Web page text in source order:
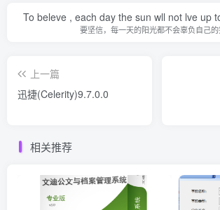
To beleve , each day the sun wll not lve up
要坚信，每一天的阳光都不会辜负自己
上一篇
迅捷(Celerity)9.7.0.0
相关推荐